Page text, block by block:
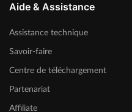
Aide & Assistance
Assistance technique
Savoir-faire
Centre de téléchargement
Partenariat
Affiliate